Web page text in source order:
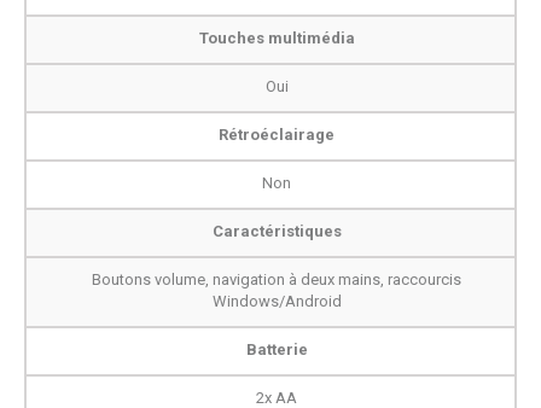
Touches multimédia
Oui
Rétroéclairage
Non
Caractéristiques
Boutons volume, navigation à deux mains, raccourcis
Windows/Android
Batterie
2x AA